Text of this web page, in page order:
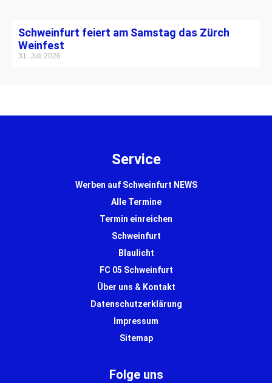
Schweinfurt feiert am Samstag das Zürch
Weinfest
31. Juli 2026
Service
Werben auf Schweinfurt NEWS
Alle Termine
Termin einreichen
Schweinfurt
Blaulicht
FC 05 Schweinfurt
Über uns & Kontakt
Datenschutzerklärung
Impressum
Sitemap
Folge uns